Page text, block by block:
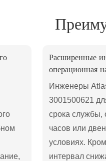
Расширенные
операционная
Инженеры
3001500621
срока службы,
часов или
условиях.
интервал